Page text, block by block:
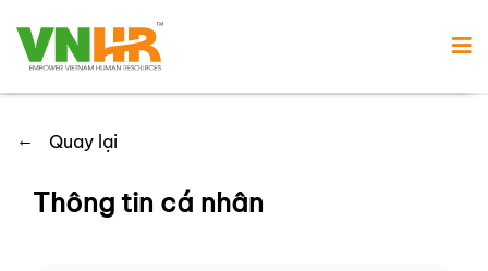
← Quay lại
Thông tin cá nhân